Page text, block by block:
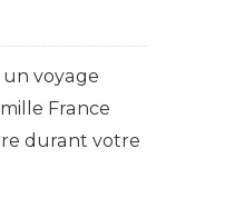
un voyage
France
durant votre